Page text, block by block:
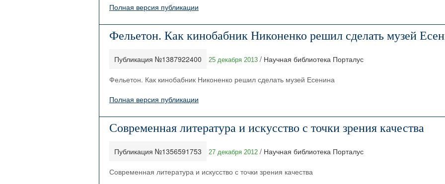
Полная версия публикации
Фельетон. Как кинобабник Никоненко решил сделать музей
Публикация №1387922400 25 декабря 2013 / Научная библиотека Порталус
Фельетон. Как кинобабник Никоненко решил сделать музей Есенина
Полная версия публикации
Современная литература и искусство с точки зрения качества
Публикация №1356591753 27 декабря 2012 / Научная библиотека Порталус
Современная литература и искусство с точки зрения качества